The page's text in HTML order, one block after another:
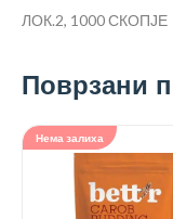
ЛОК.2, 1000 СКОПЈЕ
Поврзани
Нема залиха